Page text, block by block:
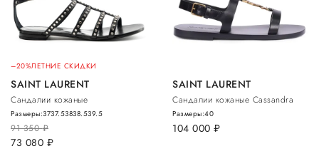
–20%ЛЕТНИЕ СКИДКИ
SAINT LAURENT
Сандалии кожаные
91 350руб.
73 080 руб.
Размеры:3737.53838.539.5
SAINT LAURENT
Сандалии кожаные Cassandra
104 000 руб.
Размеры:40